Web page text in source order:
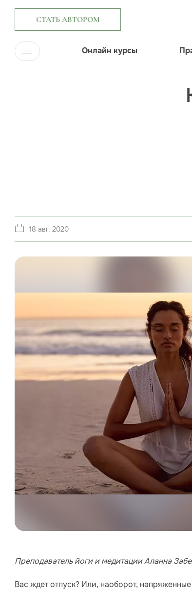
СТАТЬ АВТОРОМ
Онлайн курсы
18 авг. 2020
Преподаватель йоги и медитации Аланна
Вас ждет отпуск? Или, наоборот,